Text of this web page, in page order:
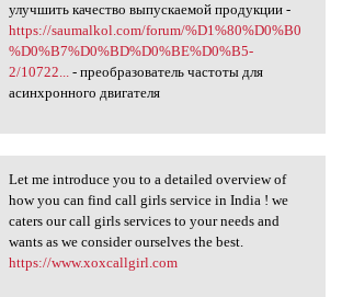
улучшить качество выпускаемой продукции -
https://saumalkol.com/forum/%D1%80%D0%B0
%D0%B7%D0%BD%D0%BE%D0%B5-
2/10722...- преобразователь частоты для
асинхронного двигателя
me introduce you to a
Let me introduce you to a detailed overview of
how you can find call girls service in India ! we
caters our call girls services to your needs and
wants as we consider ourselves the best.
https://www.xoxcallgirl.com